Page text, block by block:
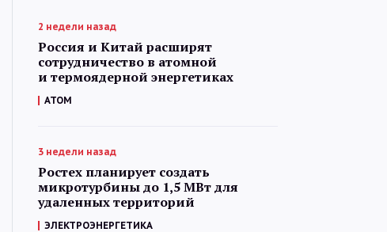
2 недели назад
Россия и Китай расширят
сотрудничество в атомной
и термоядерной энергетиках
АТОМ
3 недели назад
Ростех планирует создать
микротурбины до 1,5 МВт для
удаленных территорий
ЭЛЕКТРОЭНЕРГЕТИКА